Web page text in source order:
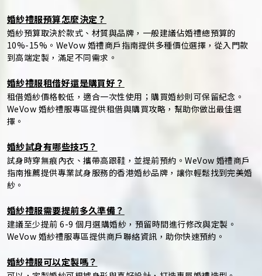
婚紗禮服預算怎麼決定？
婚紗預算取決於款式、材質與品牌，一般建議佔婚禮總預算的
10%-15%。WeVow 婚禮商戶指南提供多種價位選擇，從入門款
到高端定製，滿足不同需求。
婚紗禮服租借好還是購買好？
租借婚紗價格較低，適合一次性使用；購買婚紗則可保留紀念。
WeVow 婚紗禮服專區提供租借與購買攻略，幫助你做出最佳選
擇。
婚紗試身有哪些技巧？
試身時穿無痕內衣、攜帶高跟鞋，並提前預約。WeVow 婚禮商戶
指南推薦提供專業試身服務的香港婚紗品牌，讓你輕鬆找到完美婚
紗。
婚紗禮服需要提前多久準備？
建議至少提前 6-9 個月選購婚紗，預留時間進行修改與定製。
WeVow 婚紗禮服專區提供商戶聯絡資訊，助你快速預約。
婚紗禮服可以定製嗎？